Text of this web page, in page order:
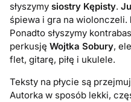
słyszymysiostry Kępisty.
śpiewa i gra na wiolonczeli.
Ponadto słyszymy kontrabas
perkusjęWojtka Sobury,
flet, gitarę, piłę i ukulele.
Teksty na płycie są
Autorka w sposób lekki,